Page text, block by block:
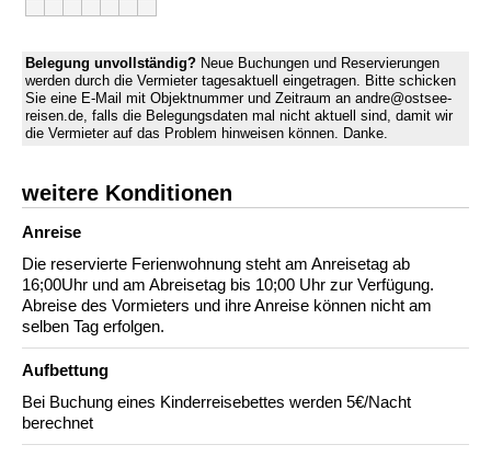
Belegung unvollständig? Neue Buchungen und Reservierungen
werden durch die Vermieter tagesaktuell eingetragen. Bitte schicken
Sie eine E-Mail mit Objektnummer und Zeitraum an andre@ostsee-
reisen.de, falls die Belegungsdaten mal nicht aktuell sind, damit wir
die Vermieter auf das Problem hinweisen können. Danke.
weitere Konditionen
Anreise
Die reservierte Ferienwohnung steht am Anreisetag ab
16;00Uhr und am Abreisetag bis 10;00 Uhr zur Verfügung.
Abreise des Vormieters und ihre Anreise können nicht am
selben Tag erfolgen.
Aufbettung
Bei Buchung eines Kinderreisebettes werden 5€/Nacht
berechnet